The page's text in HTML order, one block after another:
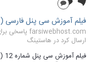
فیلم آموزش سی پنل فارسی (
ارسال کرد در هاستینگ